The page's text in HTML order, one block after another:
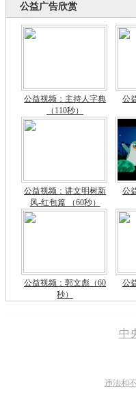
公益广告欣赏
公益视频：主持人字典
（110秒）
公
公益视频：讲文明树新
风-红包篇 （60秒）
公
公益视频：郭文彪（60
秒）
公
中
违法和